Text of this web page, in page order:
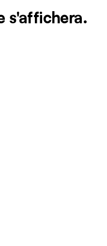
s'affichera.